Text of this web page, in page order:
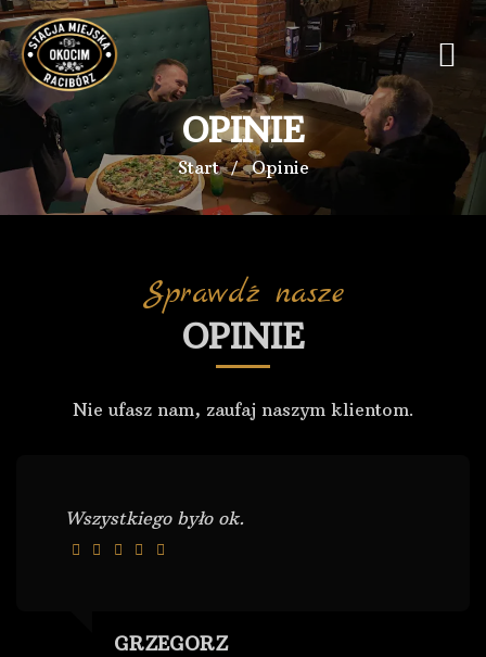
OPINIE
Start Opinie
Sprawdź nasze
OPINIE
Nie ufasz nam, zaufaj naszym klientom.
Wszystkiego było ok.
GRZEGORZ